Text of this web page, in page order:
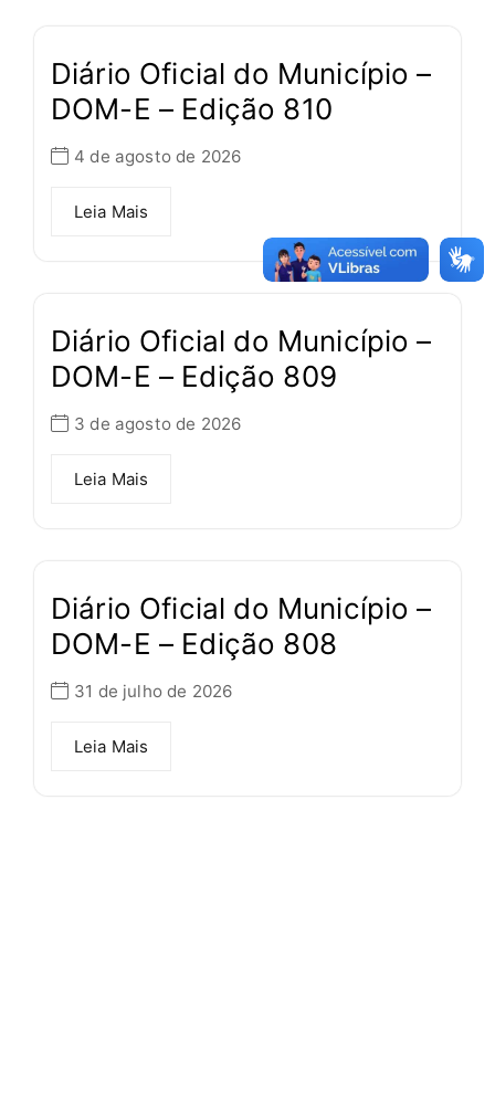
Diário Oficial do Município –
DOM-E – Edição 810
4 de agosto de 2026
Leia Mais
Diário Oficial do Município –
DOM-E – Edição 809
3 de agosto de 2026
Leia Mais
Diário Oficial do Município –
DOM-E – Edição 808
31 de julho de 2026
Leia Mais